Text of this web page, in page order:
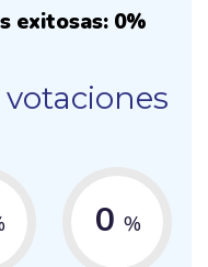
exitosas: 0%
0 %